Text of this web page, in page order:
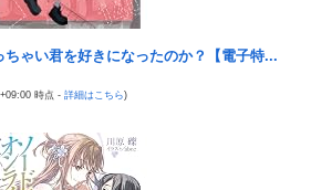
、「史上初のマイナスキャッシュフロ
臣、ワースト１位が同点でこの人ｗｗｗ
日本の土木技術の完全勝利をご覧くださ
・」「あれがまさに経験値である」
訪問の感動BGM付きムービーを投稿
スペクトラム症」診断にショックで涙
サインとは
ゃい君を好きになったのか？【電子特...
時点 - 詳細はこちら)